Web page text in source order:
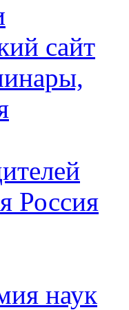
сайт
Россия
наук